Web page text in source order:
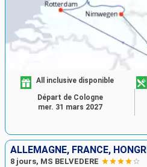
All inclusive disponible
Départ de Cologne
mer. 31 mars 2027
8 jours, MS BELVEDERE